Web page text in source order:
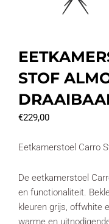
STOF
€229,00
Eetkamerstoel Carro
De eetkamerstoel
en functionaliteit.
kleuren grijs, offwhite
warme en